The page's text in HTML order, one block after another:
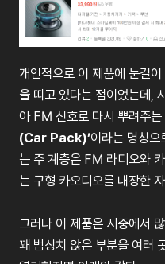
개인적으로 이 제품에 눈길이
을 띠고 있다는 점이었는데 ,
아FM 신호로 다시 뿌려주는
(Car Pack)’이라는 명칭으
는 주 계층은 FM 라디오와
는 구형 카오디오를 내장한
그러나 이 제품은 시중에서
꽤 범상치 않은 부분을 여러